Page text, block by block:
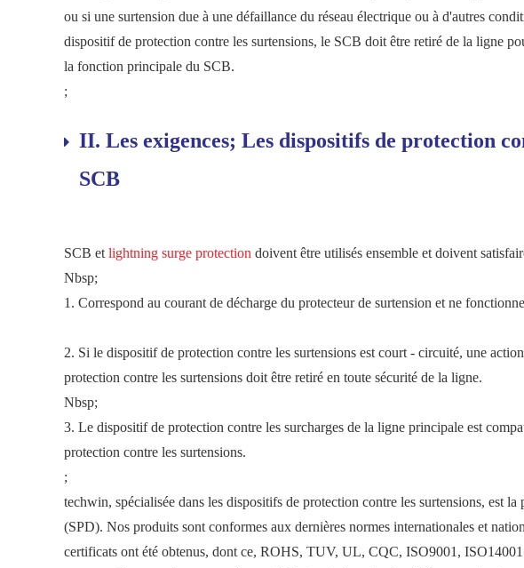
ou si une surtension due à une défaillance du réseau électrique ou à d'autres
dispositif de protection contre les surtensions, le SCB doit être retiré de la ligne
la fonction principale du SCB.
;
II. Les exigences; Les dispositifs de protection
SCB
SCB et lightning surge protection doivent être utilisés ensemble et doivent
Nbsp;
1. Correspond au courant de décharge du protecteur de surtension et ne
2. Si le dispositif de protection contre les surtensions est court - circuité, une
protection contre les surtensions doit être retiré en toute sécurité de la ligne.
Nbsp;
3. Le dispositif de protection contre les surcharges de la ligne principale est
protection contre les surtensions.
;
techwin, spécialisée dans les dispositifs de protection contre les surtensions, est
(SPD). Nos produits sont conformes aux dernières normes internationales et
certificats ont été obtenus, dont ce, ROHS, TUV, UL, CQC, ISO9001,